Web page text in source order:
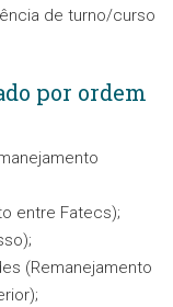
de turno/curso
por ordem
entre Fatecs);
(Remanejamento